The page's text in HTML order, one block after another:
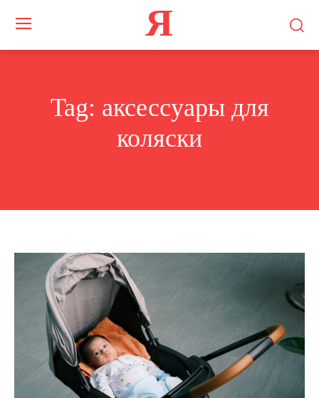
Я
Tag: аксессуары для
коляски